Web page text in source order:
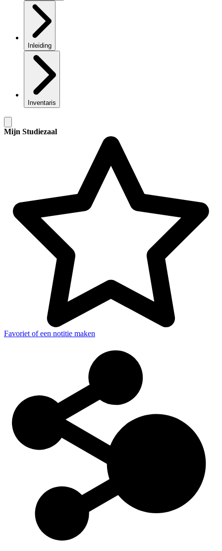
Inleiding
Inventaris
Mijn Studiezaal
Favoriet of een notitie maken